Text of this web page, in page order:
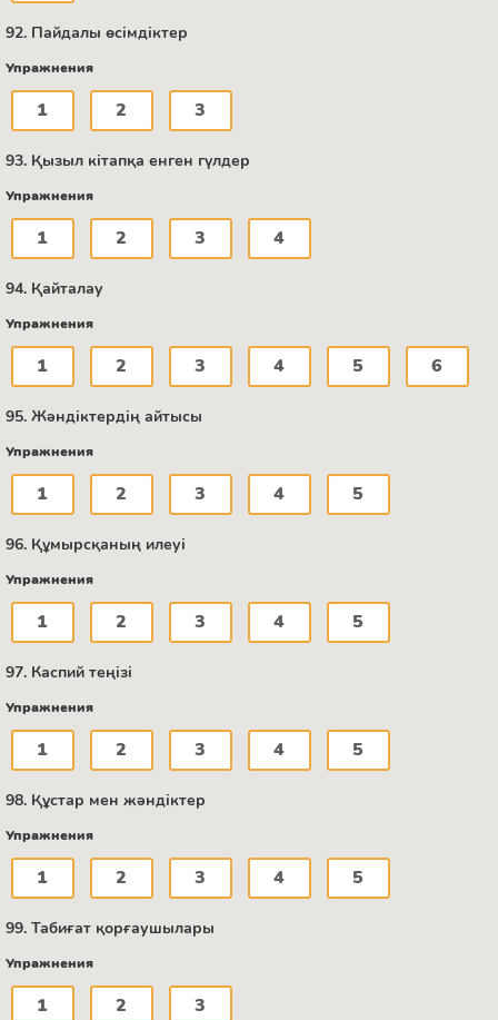
92. Пайдалы өсімдіктер
Упражнения
1 2 3
93. Қызыл кітапқа енген гүлдер
Упражнения
1 2 3 4
94. Қайталау
Упражнения
1 2 3 4 5 6
95. Жәндіктердің айтысы
Упражнения
1 2 3 4 5
96. Құмырсқаның илеуі
Упражнения
1 2 3 4 5
97. Каспий теңізі
Упражнения
1 2 3 4 5
98. Құстар мен жәндіктер
Упражнения
1 2 3 4 5
99. Табиғат қорғаушылары
Упражнения
1 2 3